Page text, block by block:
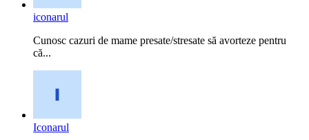
iconarul
Cunosc cazuri de mame presate/stresate să avorteze pentru
că...
Iconarul